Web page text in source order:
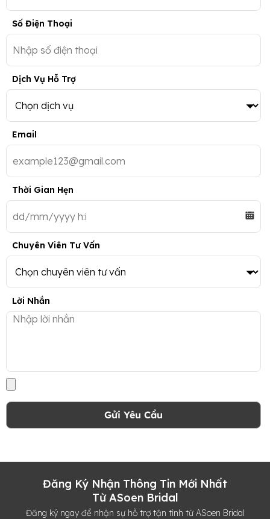
Số Điện Thoại
Dịch Vụ Hỗ Trợ
Email
Thời Gian Hẹn
Chuyên Viên Tư Vấn
Lời Nhắn
Gửi Yêu Cầu
Đăng Ký Nhận Thông Tin Mới Nhất
Từ ASoen Bridal
Đăng ký ngay để nhận sự hỗ trợ tận tình từ ASoen Bridal